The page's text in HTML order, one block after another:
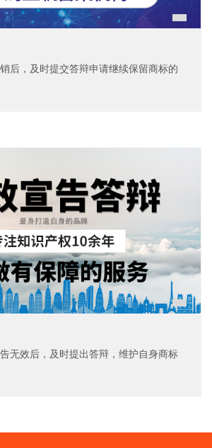
后，及时提交答辩申请继续保留商标的
无效后，及时提出答辩，维护自身商标